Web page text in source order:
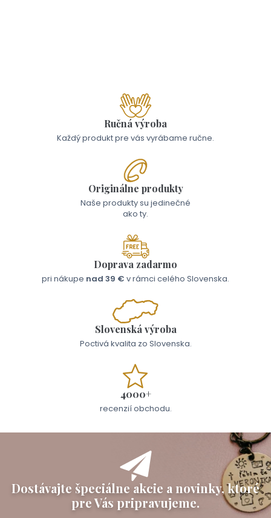
Ručná výroba
Každý produkt pre vás vyrábame ručne.
Originálne produkty
Naše produkty su jedinečné
ako ty.
Doprava zadarmo
pri nákupe nad 39 € v rámci celého Slovenska.
Slovenská výroba
Poctivá kvalita zo Slovenska.
4000+
recenzií obchodu.
Dostávajte špeciálne akcie a novinky, ktoré
pre Vás pripravujeme.